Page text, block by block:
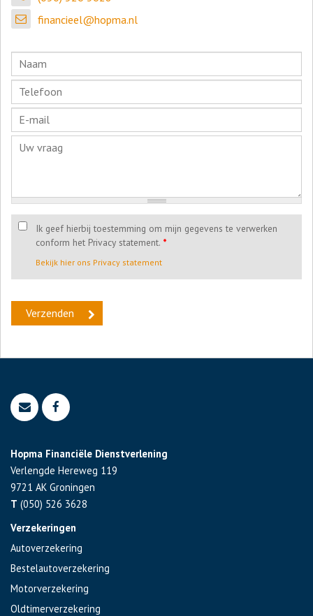
financieel@hopma.nl
Ik geef hierbij toestemming om mijn gegevens te verwerken
conform het Privacy statement. *
Bekijk hier ons Privacy statement
Hopma Financiële Dienstverlening
Verlengde Hereweg 119
9721 AK Groningen
T (050) 526 3628
Verzekeringen
Autoverzekering
Bestelautoverzekering
Motorverzekering
Oldtimerverzekering